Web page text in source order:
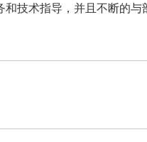
技术指导，并且不断的与